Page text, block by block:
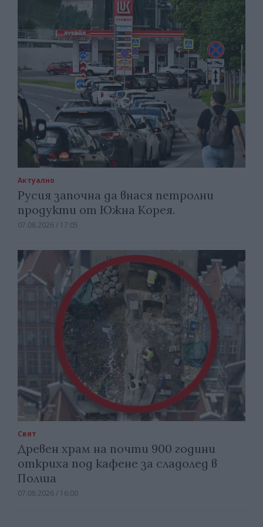
Актуално
Русия започна да внася петролни
продукти от Южна Корея.
07.08.2026 / 17:05
Свят
Древен храм на почти 900 години
откриха под кафене за сладолед в
Полша
07.08.2026 / 16:00